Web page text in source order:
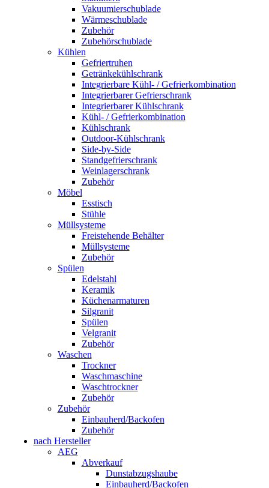
Vakuumierschublade
Wärmeschublade
Zubehör
Zubehörschublade
Kühlen
Gefriertruhen
Getränkekühlschrank
Integrierbare Kühl- / Gefrierkombination
Integrierbarer Gefrierschrank
Integrierbarer Kühlschrank
Kühl- / Gefrierkombination
Kühlschrank
Outdoor-Kühlschrank
Side-by-Side
Standgefrierschrank
Weinlagerschrank
Zubehör
Möbel
Esstisch
Stühle
Müllsysteme
Freistehende Behälter
Müllsysteme
Zubehör
Spülen
Edelstahl
Keramik
Küchenarmaturen
Silgranit
Spülen
Velgranit
Zubehör
Waschen
Trockner
Waschmaschine
Waschtrockner
Zubehör
Zubehör
Einbauherd/Backofen
Zubehör
nach Hersteller
AEG
Abverkauf
Dunstabzugshaube
Einbauherd/Backofen